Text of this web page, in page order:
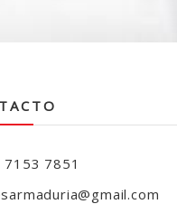
7153 7851